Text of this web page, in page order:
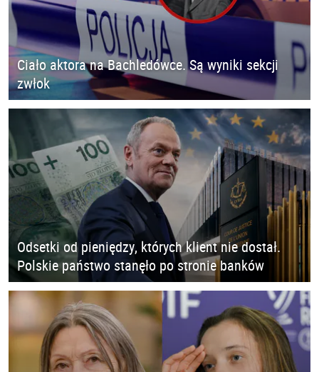
Ciało aktora na Bachledówce. Są wyniki sekcji
zwłok
Odsetki od pieniędzy, których klient nie dostał.
Polskie państwo stanęło po stronie banków